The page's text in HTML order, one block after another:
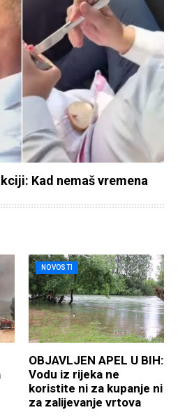
Kad nemaš vremena
NOVOSTI
OBJAVLJEN APEL U BIH:
Vodu iz rijeka ne
koristite ni za kupanje ni
za zalijevanje vrtova